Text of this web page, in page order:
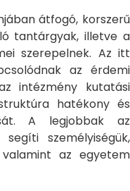
átfogó, korszerű
tantárgyak, illetve a
szerepelnek. Az itt
az érdemi
intézmény kutatási
hatékony és
A legjobbak az
személyiségük,
az egyetem